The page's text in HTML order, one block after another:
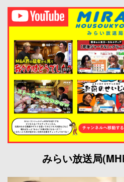
みらい放送局